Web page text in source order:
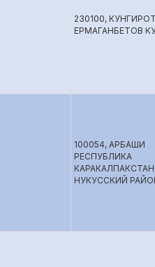
230100,
ЕРМАГАНБЕТОВ
100054, АРБАШИ
РЕСПУБЛИКА
НУКУССКИЙ